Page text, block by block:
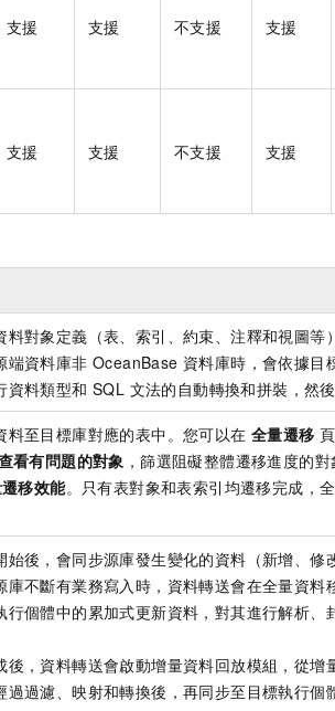
支援 支援 不支援 支援
支援 支援 不支援 支援
料對象定義（表、索引、約束、注釋和視圖等
端資料庫非 OceanBase 資料庫時，會依據目
資料類型和 SQL 文法的自動轉換和拼裝，然
料至目標庫對應的表中。您可以在 全量遷移
看有問題的對象 ，篩選阻礙整體遷移進度的
移效能。只有表對象和表索引均遷移完成，
始後，會同步源庫發生變化的資料（新增、修
庫不斷有業務寫入時，資料轉送會在全量資料
行個體中的累加式更新資料，對其進行解析、
後，資料轉送會啟動增量資料回放模組，從增
過過濾、映射和轉換後，再同步至目標執行個